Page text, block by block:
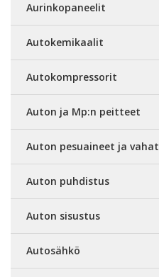
Aurinkopaneelit
Autokemikaalit
Autokompressorit
Auton ja Mp:n peitteet
Auton pesuaineet ja vahat
Auton puhdistus
Auton sisustus
Autosähkö